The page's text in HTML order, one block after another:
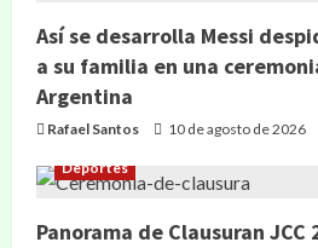
Así se desarrolla Messi
a su familia en una
Argentina
Rafael Santos 10 de agosto de 2026
Deportes
Panorama de Clausuran JCC